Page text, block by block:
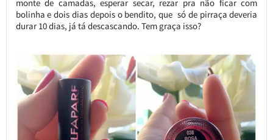
monte de camadas, esperar secar, rezar pra não ficar com
bolinha e dois dias depois o bendito, que só de pirraça deveria
durar 10 dias, já tá descascando. Tem graça isso?